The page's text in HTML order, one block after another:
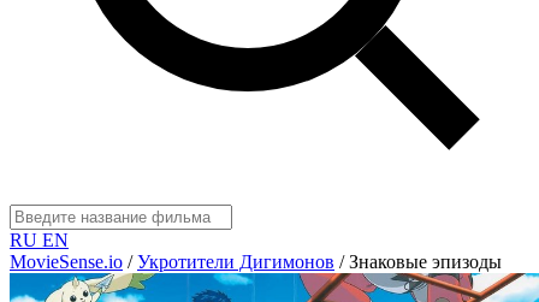
RU EN
MovieSense.io / Укротители Дигимонов / Знаковые эпизоды